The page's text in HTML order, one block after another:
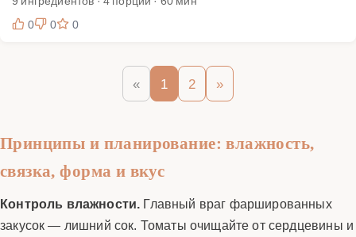
0
0 0
« 1 2 »
Принципы и планирование: влажность,
связка, форма и вкус
Контроль влажности. Главный враг фаршированных
закусок — лишний сок. Томаты очищайте от сердцевины и